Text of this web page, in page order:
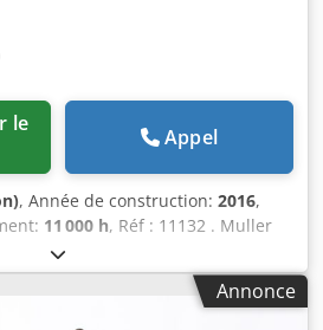
Appel
, Année de construction: 2016,
11 000 h, Réf : 11132 . Muller
modèle 2016 Dernier modèle,
pour la reliure de
160 cycles par minute. Excellent
heures d’utilisation ! Équipée de :
Annonce